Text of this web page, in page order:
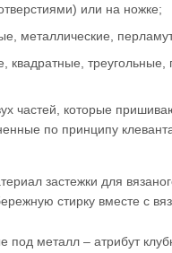
или на ножке;
металлические,
квадратные,
частей, которые
по принципу
застежки для
стирку вместе с
под металл – атрибут